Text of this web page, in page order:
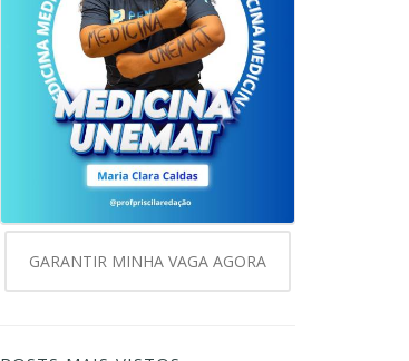
GARANTIR MINHA VAGA AGORA